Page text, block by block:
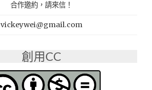
牛
喉
韻
合作邀約，請來信！
vickeywei@gmail.com
創用CC